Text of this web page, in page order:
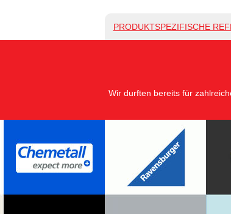
PRODUKTSPEZIFISCHE
Wir durften bereits für